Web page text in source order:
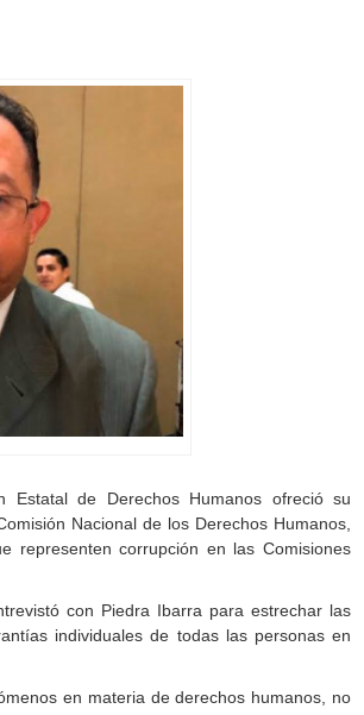
de Derechos Humanos ofreció su
Nacional de los Derechos Humanos,
representen corrupción en las Comisiones
con Piedra Ibarra para estrechar las
individuales de todas las personas en
en materia de derechos humanos, no